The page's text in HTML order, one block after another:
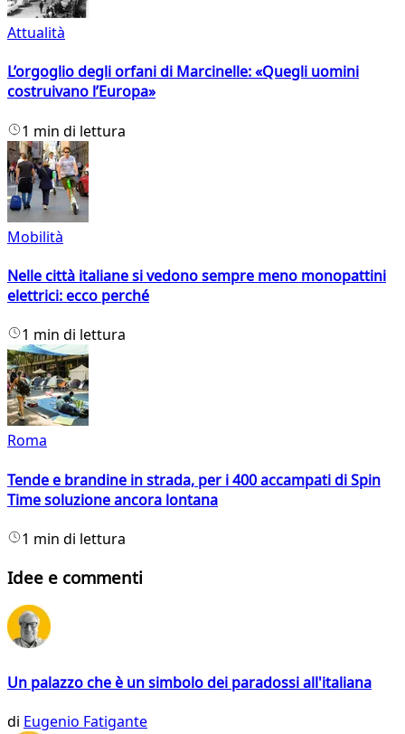
Attualità
L’orgoglio degli orfani di Marcinelle: «Quegli uomini
costruivano l’Europa»
1 min di lettura
Mobilità
Nelle città italiane si vedono sempre meno monopattini
elettrici: ecco perché
1 min di lettura
Roma
Tende e brandine in strada, per i 400 accampati di Spin
Time soluzione ancora lontana
1 min di lettura
Idee e commenti
Un palazzo che è un simbolo dei paradossi all'italiana
di Eugenio Fatigante